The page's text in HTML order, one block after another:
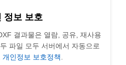
정보 보호
결과물은 열람, 공유, 재사용
파일 모두 서버에서 자동으로
개인정보 보호정책.